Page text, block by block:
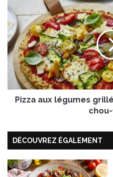
P
z
z
a
a
l
m
s
g
r
Pizza aux légumes
DÉCOUVREZ ÉGALEMENT